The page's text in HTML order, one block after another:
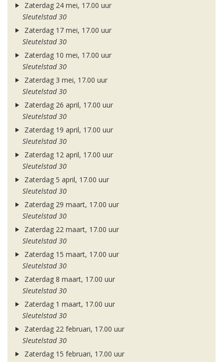
Zaterdag 24 mei, 17.00 uur
Sleutelstad 30
Zaterdag 17 mei, 17.00 uur
Sleutelstad 30
Zaterdag 10 mei, 17.00 uur
Sleutelstad 30
Zaterdag 3 mei, 17.00 uur
Sleutelstad 30
Zaterdag 26 april, 17.00 uur
Sleutelstad 30
Zaterdag 19 april, 17.00 uur
Sleutelstad 30
Zaterdag 12 april, 17.00 uur
Sleutelstad 30
Zaterdag 5 april, 17.00 uur
Sleutelstad 30
Zaterdag 29 maart, 17.00 uur
Sleutelstad 30
Zaterdag 22 maart, 17.00 uur
Sleutelstad 30
Zaterdag 15 maart, 17.00 uur
Sleutelstad 30
Zaterdag 8 maart, 17.00 uur
Sleutelstad 30
Zaterdag 1 maart, 17.00 uur
Sleutelstad 30
Zaterdag 22 februari, 17.00 uur
Sleutelstad 30
Zaterdag 15 februari, 17.00 uur